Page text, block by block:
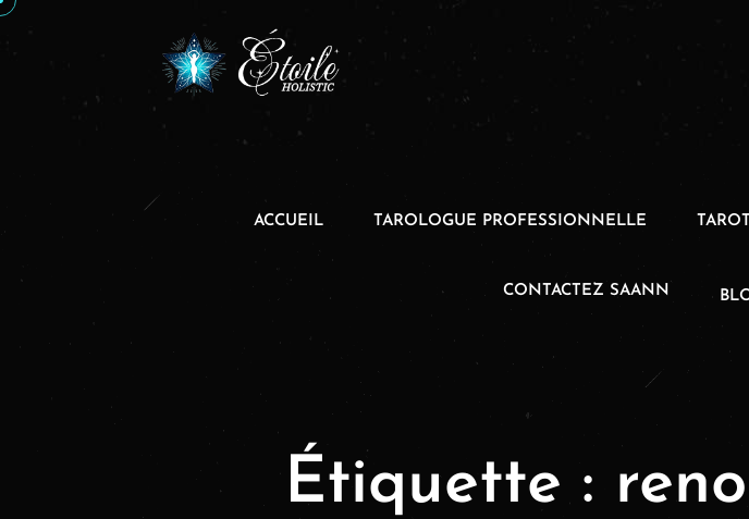
ACCUEIL TAROLOGUE PROFESSIONNELLE
CONTACTEZ SAANN
Étiquette :